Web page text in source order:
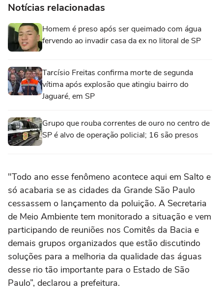
Notícias relacionadas
Homem é preso após ser queimado com água
fervendo ao invadir casa da ex no litoral de SP
Tarcísio Freitas confirma morte de segunda
vítima após explosão que atingiu bairro do
Jaguaré, em SP
Grupo que rouba correntes de ouro no centro de
SP é alvo de operação policial; 16 são presos
"Todo ano esse fenômeno acontece aqui em Salto e
só acabaria se as cidades da Grande São Paulo
cessassem o lançamento da poluição. A Secretaria
de Meio Ambiente tem monitorado a situação e vem
participando de reuniões nos Comitês da Bacia e
demais grupos organizados que estão discutindo
soluções para a melhoria da qualidade das águas
desse rio tão importante para o Estado de São
Paulo”, declarou a prefeitura.